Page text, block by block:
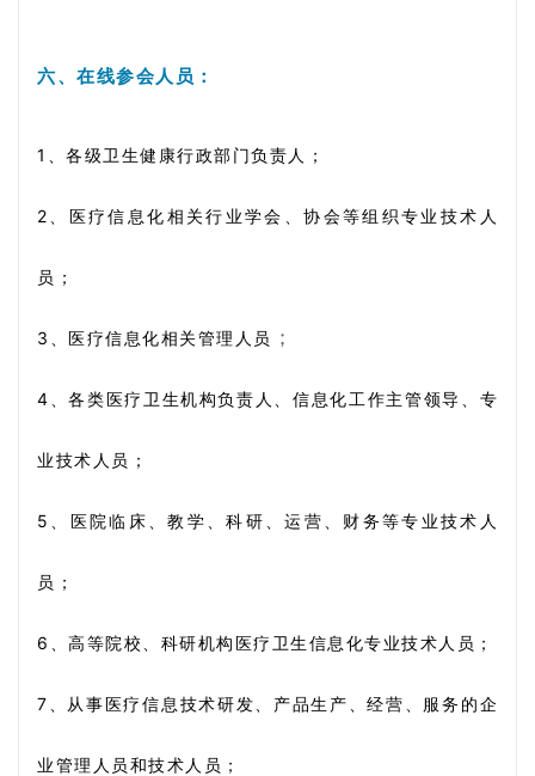
六、在线参会人员：
1、各级卫生健康行政部门负责人；
2、医疗信息化相关行业学会、协会等组织专业技术人
员；
3、医疗信息化相关管理人员 ；
4、各类医疗卫生机构负责人、信息化工作主管领导、专
业技术人员；
5、医院临床、教学、科研、运营、财务等专业技术人
员；
6、高等院校、科研机构医疗卫生信息化专业技术人员；
7、从事医疗信息技术研发、产品生产、经营、服务的企
业管理人员和技术人员；